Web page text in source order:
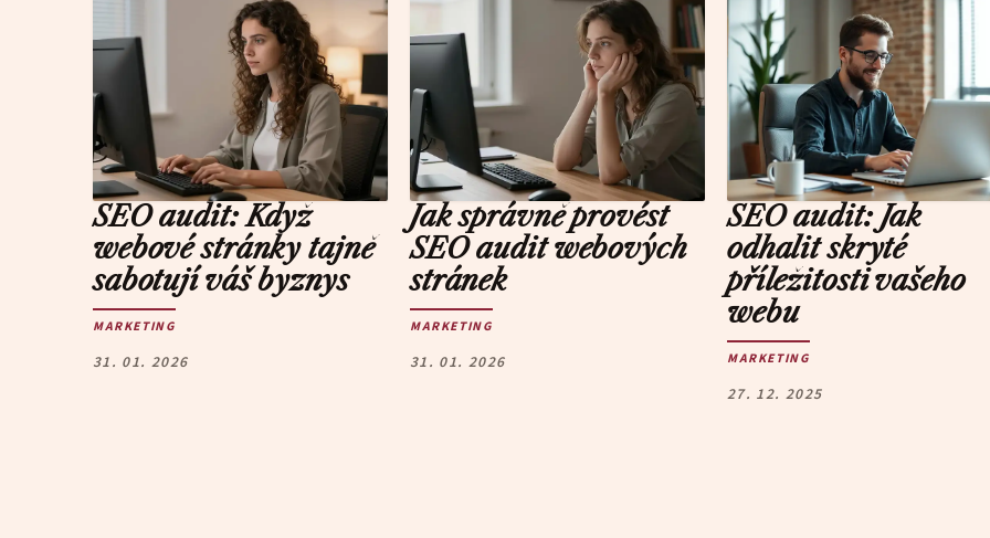
SEO audit: Když
webové stránky tajně
sabotují váš byznys
MARKETING
31. 01. 2026
Jak správně provést
SEO audit webových
stránek
MARKETING
31. 01. 2026
SEO audit: Jak
odhalit skryté
příležitosti vašeho
webu
MARKETING
27. 12. 2025